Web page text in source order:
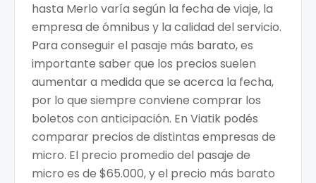
hasta Merlo varía según la fecha de viaje, la
empresa de ómnibus y la calidad del servicio.
Para conseguir el pasaje más barato, es
importante saber que los precios suelen
aumentar a medida que se acerca la fecha,
por lo que siempre conviene comprar los
boletos con anticipación. En Viatik podés
comparar precios de distintas empresas de
micro. El precio promedio del pasaje de
micro es de $65.000, y el precio más barato